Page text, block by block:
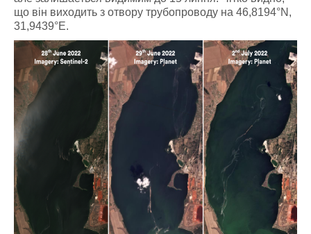
що він виходить з отвору трубопроводу на 46,8194°N,
31,9439°E.